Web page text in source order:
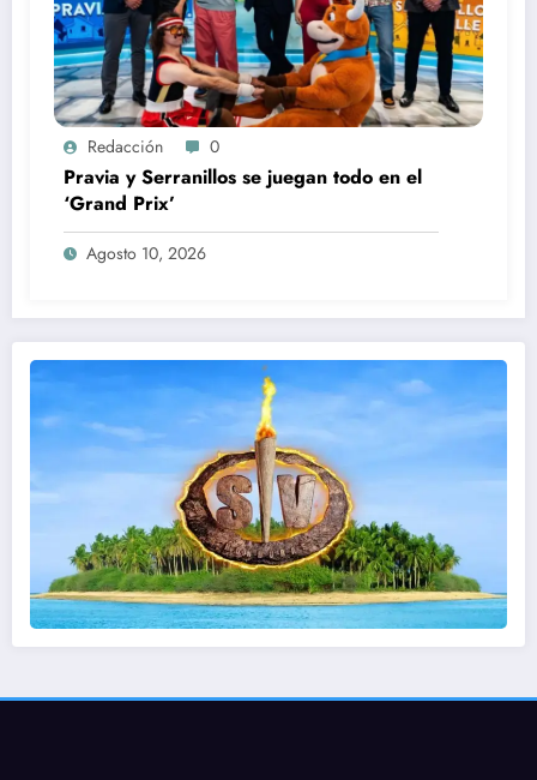
Redacción 0
Pravia y Serranillos se juegan todo en el
‘Grand Prix’
Agosto 10, 2026